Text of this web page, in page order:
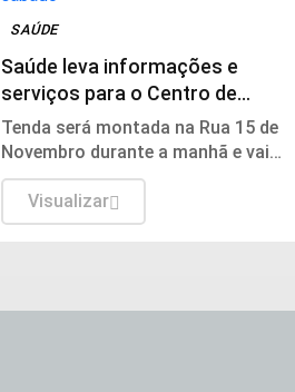
SAÚDE
Saúde leva informações e
serviços para o Centro de
Lençóis neste sábado
Tenda será montada na Rua 15 de
Novembro durante a manhã e vai
orientar moradores sobre unidades
de saúde, atendimento e cuidados
básicos
Visualizar